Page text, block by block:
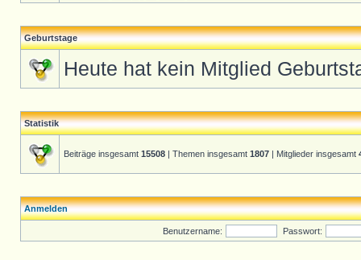
Geburtstage
Heute hat kein Mitglied
Statistik
Beiträge insgesamt 15508 | Themen insgesamt 1807 | Mitglieder insgesamt
Anmelden
Benutzername: Passwort: